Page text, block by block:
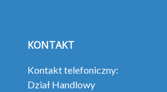
KONTAKT
Kontakt telefoniczny:
Dział Handlowy